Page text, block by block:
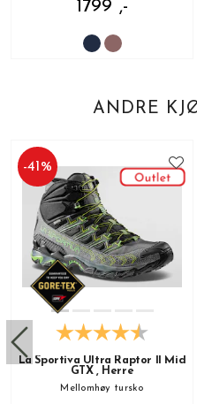
1799 ,-
ANDRE
-41 %
La Sportiva Ultra Raptor II Mid
GTX , Herre
Mellomhøy tursko